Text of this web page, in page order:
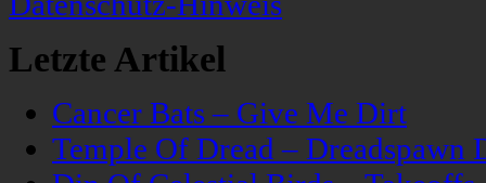
Letzte Artikel
Cancer Bats – Give Me Dirt
Temple Of Dread – Dreadspawn